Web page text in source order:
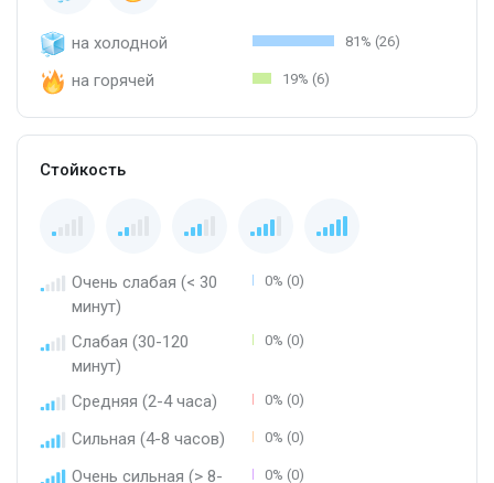
на холодной 81% (26)
на горячей 19% (6)
Стойкость
Очень слабая (< 30
минут)
0% (0)
Слабая (30-120
минут)
0% (0)
Средняя (2-4 часа) 0% (0)
Сильная (4-8 часов) 0% (0)
Очень сильная (> 8-
0% (0)